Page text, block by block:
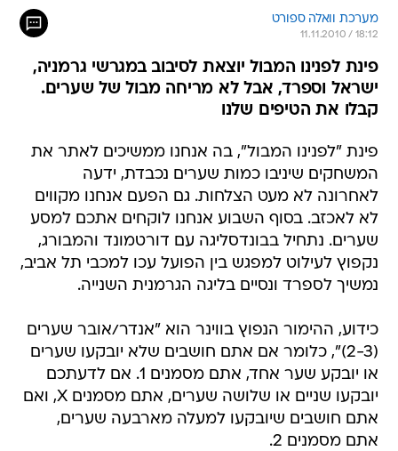
מערכת וואלה ספורט
11.11.2010 / 18:12
פינת לפנינו המבול יוצאת לסיבוב במגרשי גרמניה,
ישראל וספרד, אבל לא מריחה מבול של שערים.
קבלו את הטיפים שלנו
פינת "לפנינו המבול", בה אנחנו ממשיכים לאתר את
המשחקים שיניבו כמות שערים נכבדת, ידעה
לאחרונה לא מעט הצלחות. גם הפעם אנחנו מקווים
לא לאכזב. בסוף השבוע אנחנו לוקחים אתכם למסע
שערים. נתחיל בבונדסליגה עם דורטמונד והמבורג,
נקפוץ לעילוט למפגש בין הפועל עכו למכבי תל אביב,
נמשיך לספרד ונסיים בליגה הגרמנית השנייה.
כידוע, ההימור הנפוץ בווינר הוא "אנדר/אובר שערים
(2-3)", כלומר אם אתם חושבים שלא יובקעו שערים
או יובקע שער אחד, אתם מסמנים 1. אם לדעתכם
יובקעו שניים או שלושה שערים, אתם מסמנים X, ואם
אתם חושבים שיובקעו למעלה מארבעה שערים,
אתם מסמנים 2.